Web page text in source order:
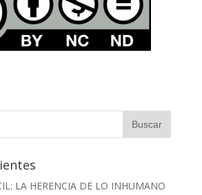
LA HERENCIA DE LO INHUMANO